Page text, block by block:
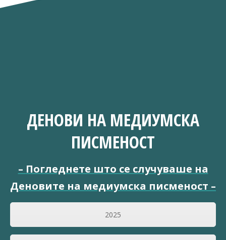
ДЕНОВИ НА МЕДИУМСКА
ПИСМЕНОСТ
– Погледнете што се случуваше на
Деновите на медиумска писменост –
2025